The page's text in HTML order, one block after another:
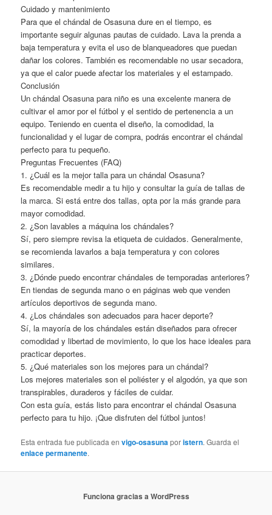
Cuidado y mantenimiento
Para que el chándal de Osasuna dure en el tiempo, es
importante seguir algunas pautas de cuidado. Lava la prenda a
baja temperatura y evita el uso de blanqueadores que puedan
dañar los colores. También es recomendable no usar secadora,
ya que el calor puede afectar los materiales y el estampado.
Conclusión
Un chándal Osasuna para niño es una excelente manera de
cultivar el amor por el fútbol y el sentido de pertenencia a un
equipo. Teniendo en cuenta el diseño, la comodidad, la
funcionalidad y el lugar de compra, podrás encontrar el chándal
perfecto para tu pequeño.
Preguntas Frecuentes (FAQ)
1. ¿Cuál es la mejor talla para un chándal Osasuna?
Es recomendable medir a tu hijo y consultar la guía de tallas de
la marca. Si está entre dos tallas, opta por la más grande para
mayor comodidad.
2. ¿Son lavables a máquina los chándales?
Sí, pero siempre revisa la etiqueta de cuidados. Generalmente,
se recomienda lavarlos a baja temperatura y con colores
similares.
3. ¿Dónde puedo encontrar chándales de temporadas anteriores?
En tiendas de segunda mano o en páginas web que venden
artículos deportivos de segunda mano.
4. ¿Los chándales son adecuados para hacer deporte?
Sí, la mayoría de los chándales están diseñados para ofrecer
comodidad y libertad de movimiento, lo que los hace ideales para
practicar deportes.
5. ¿Qué materiales son los mejores para un chándal?
Los mejores materiales son el poliéster y el algodón, ya que son
transpirables, duraderos y fáciles de cuidar.
Con esta guía, estás listo para encontrar el chándal Osasuna
perfecto para tu hijo. ¡Que disfruten del fútbol juntos!
Esta entrada fue publicada envigo-osasunaporistern. Guarda el
enlace permanente.
Funciona gracias a WordPress